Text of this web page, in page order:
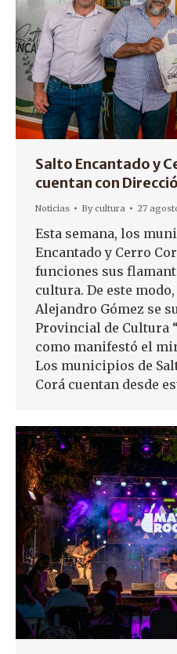
Salto Encantado y
cuentan con
Noticias Bycultura 27
Esta semana, los
Encantado y Cerro
funciones sus
cultura. De este
Alejandro Gómez se
Provincial de Cultura
como manifestó el
Los municipios de
Corá cuentan desde